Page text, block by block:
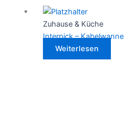
Zuhause & Küche
Interpick – Kabelwanne
Weiterlesen